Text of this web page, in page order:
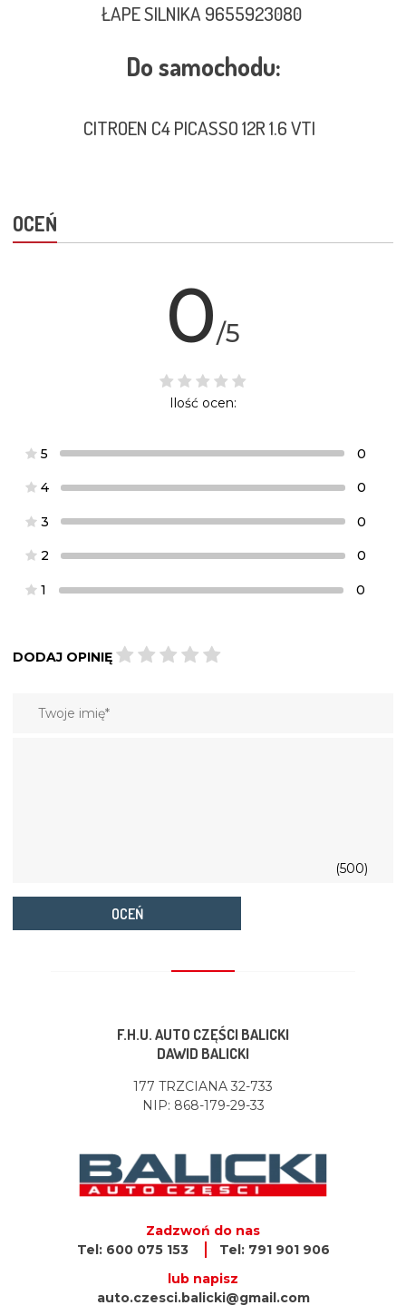
ŁAPE SILNIKA 9655923080
Do samochodu:
CITROEN C4 PICASSO 12R 1.6 VTI
OCEŃ
0/5
Ilość ocen:
5 0
4 0
3 0
2 0
1 0
DODAJ OPINIĘ
(500)
OCEŃ
F.H.U. AUTO CZĘŚCI BALICKI
DAWID BALICKI
177 TRZCIANA 32-733
NIP: 868-179-29-33
Zadzwoń do nas
Tel: 600 075 153
Tel: 791 901 906
lub napisz
auto.czesci.balicki@gmail.com